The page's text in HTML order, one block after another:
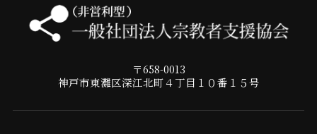
〒658-0013
神戸市東灘区深江北町４丁目１０番１５号